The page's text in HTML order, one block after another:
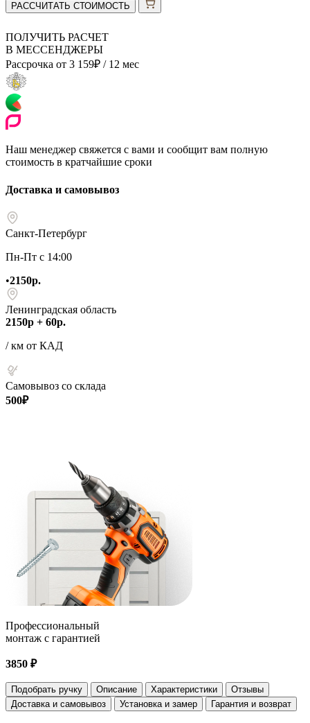
РАССЧИТАТЬ СТОИМОСТЬ
ПОЛУЧИТЬ РАСЧЕТ
В МЕССЕНДЖЕРЫ
Рассрочка от 3 159₽ / 12 мес
Наш менеджер свяжется с вами и сообщит вам полную
стоимость в кратчайшие сроки
Доставка и самовывоз
Санкт-Петербург
Пн-Пт с 14:00
•2150р.
Ленинградская область
2150р + 60р.
/ км от КАД
Самовывоз со склада
500₽
Профессиональный
монтаж с гарантией
3850 ₽
Подобрать ручку Описание Характеристики
Отзывы
Доставка и самовывоз
Установка и замер Гарантия и возврат